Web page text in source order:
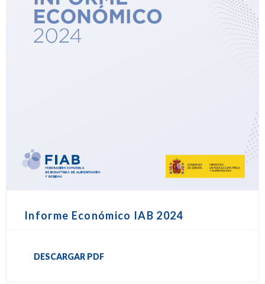
Informe Económico IAB 2024
DESCARGAR PDF